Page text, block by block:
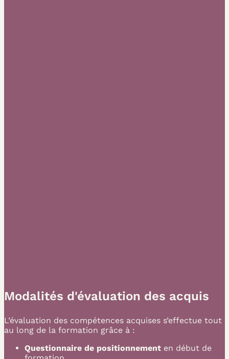
Modalités d'évaluation des acquis
L’évaluation des compétences acquises s’effectue tout
au long de la formation grâce à :
Questionnaire de positionnement en début de